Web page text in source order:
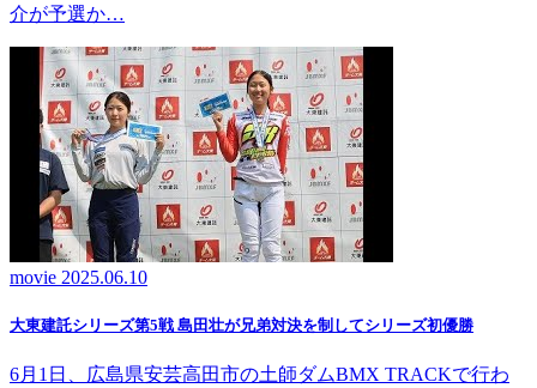
介が予選か…
movie 2025.06.10
大東建託シリーズ第5戦 島田壮が兄弟対決を制してシリーズ初優勝
6月1日、広島県安芸高田市の土師ダムBMX TRACKで行わ